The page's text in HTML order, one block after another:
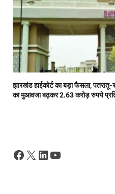
झारखंड हाईकोर्ट का बड़ा फैसला,
का मुआवजा बढ़कर 2.63 करोड़ रुपये
Facebook
X LinkedIn
YouTube